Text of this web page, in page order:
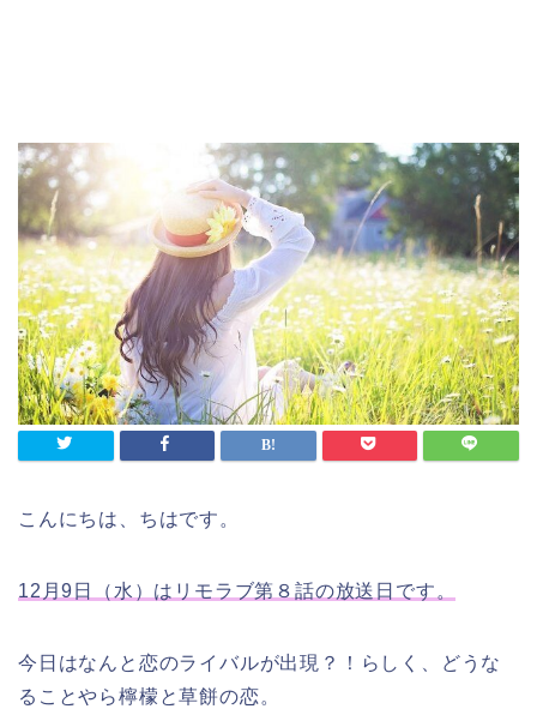
こんにちは、ちはです。
12月9日（水）はリモラブ第８話の放送日です。
今日はなんと恋のライバルが出現？！らしく、どうな
ることやら檸檬と草餅の恋。